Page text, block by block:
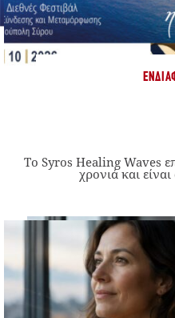
Το Syros Healing Waves
χρονιά και